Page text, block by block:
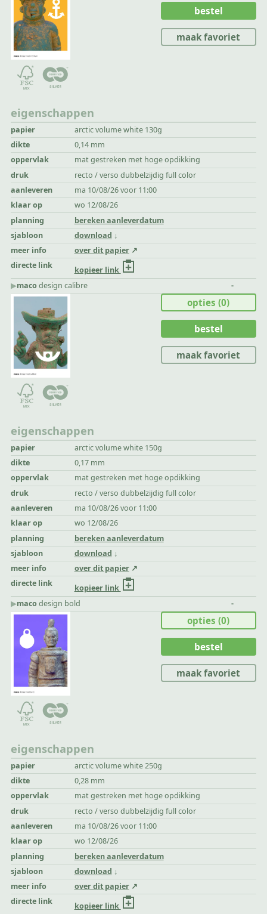
eigenschappen
papier
arctic volume white 130g
dikte
0,14 mm
oppervlak
mat gestreken met hoge opdikking
druk
recto / verso dubbelzijdig full color
aanleveren
ma 10/08/26 voor 11:00
klaar op
wo 12/08/26
planning
bereken aanleverdatum
sjabloon
download
meer info
over dit papier
directe link
kopieer link
bestel
maak favoriet
▶︎macodesign calibre -
eigenschappen
papier
arctic volume white 150g
dikte
0,17 mm
oppervlak
mat gestreken met hoge opdikking
druk
recto / verso dubbelzijdig full color
aanleveren
ma 10/08/26 voor 11:00
klaar op
wo 12/08/26
planning
bereken aanleverdatum
sjabloon
download
meer info
over dit papier
directe link
kopieer link
opties(0)
bestel
maak favoriet
▶︎macodesign bold -
eigenschappen
papier
arctic volume white 250g
dikte
0,28 mm
oppervlak
mat gestreken met hoge opdikking
druk
recto / verso dubbelzijdig full color
aanleveren
ma 10/08/26 voor 11:00
klaar op
wo 12/08/26
planning
bereken aanleverdatum
sjabloon
download
meer info
over dit papier
directe link
kopieer link
opties(0)
bestel
maak favoriet